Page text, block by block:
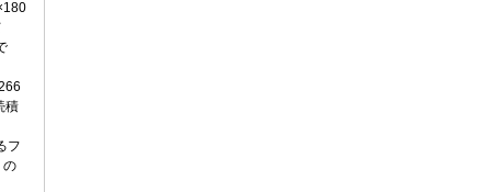
積
フ
の